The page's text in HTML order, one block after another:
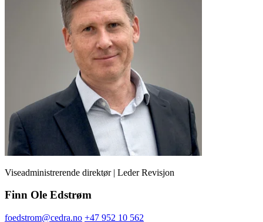
Viseadministrerende direktør | Leder Revisjon
Finn Ole Edstrøm
foedstrom@cedra.no +47 952 10 562